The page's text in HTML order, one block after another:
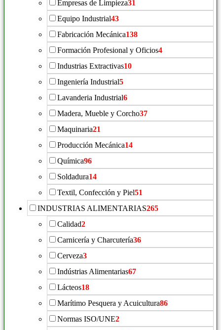
Empresas de Limpieza31
Equipo Industrial43
Fabricación Mecánica138
Formación Profesional y Oficios4
Industrias Extractivas10
Ingeniería Industrial5
Lavanderia Industrial6
Madera, Mueble y Corcho37
Maquinaria21
Producción Mecánica14
Química96
Soldadura14
Textil, Confección y Piel51
INDUSTRIAS ALIMENTARIAS265
Calidad2
Carnicería y Charcutería36
Cerveza3
Indústrias Alimentarias67
Lácteos18
Marítimo Pesquera y Acuicultura86
Normas ISO/UNE2